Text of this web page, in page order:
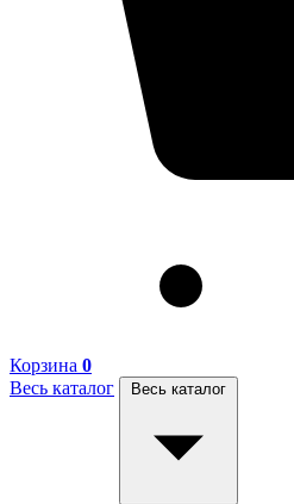
Корзина 0
Весь каталог
Весь каталог